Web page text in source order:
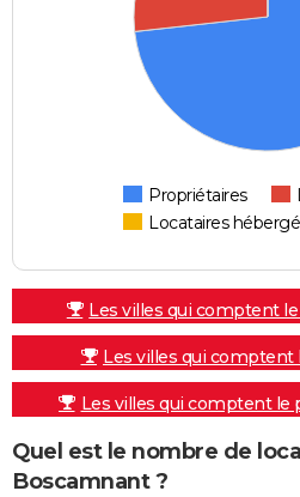
Propriétaires
Locataires
Les villes qui comptent
Les villes qui comptent
Les villes qui comptent le
Quel est le nombre de
Boscamnant ?